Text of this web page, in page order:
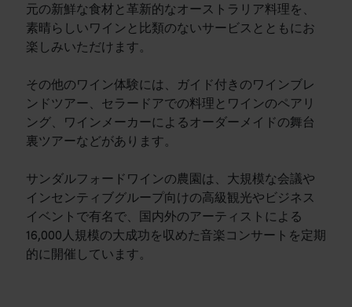
元の新鮮な食材と革新的なオーストラリア料理を、
素晴らしいワインと比類のないサービスとともにお
楽しみいただけます。
その他のワイン体験には、ガイド付きのワインブレ
ンドツアー、セラードアでの料理とワインのペアリ
ング、ワインメーカーによるオーダーメイドの舞台
裏ツアーなどがあります。
サンダルフォードワインの農園は、大規模な会議や
インセンティブグループ向けの高級観光やビジネス
イベントで有名で、国内外のアーティストによる
16,000人規模の大成功を収めた音楽コンサートを定期
的に開催しています。